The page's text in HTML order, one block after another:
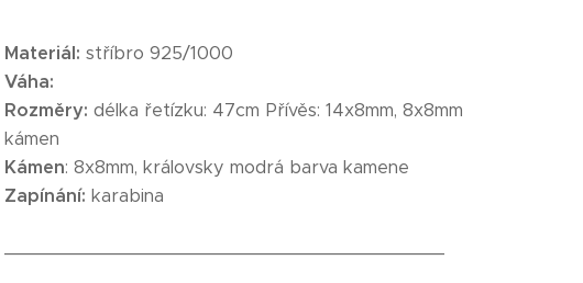
Materiál: stříbro 925/1000
Váha:
Rozměry:délka řetízku: 47cm Přívěs: 14x8mm, 8x8mm
kámen
Kámen: 8x8mm, královsky modrá barva kamene
Zapínání:karabina